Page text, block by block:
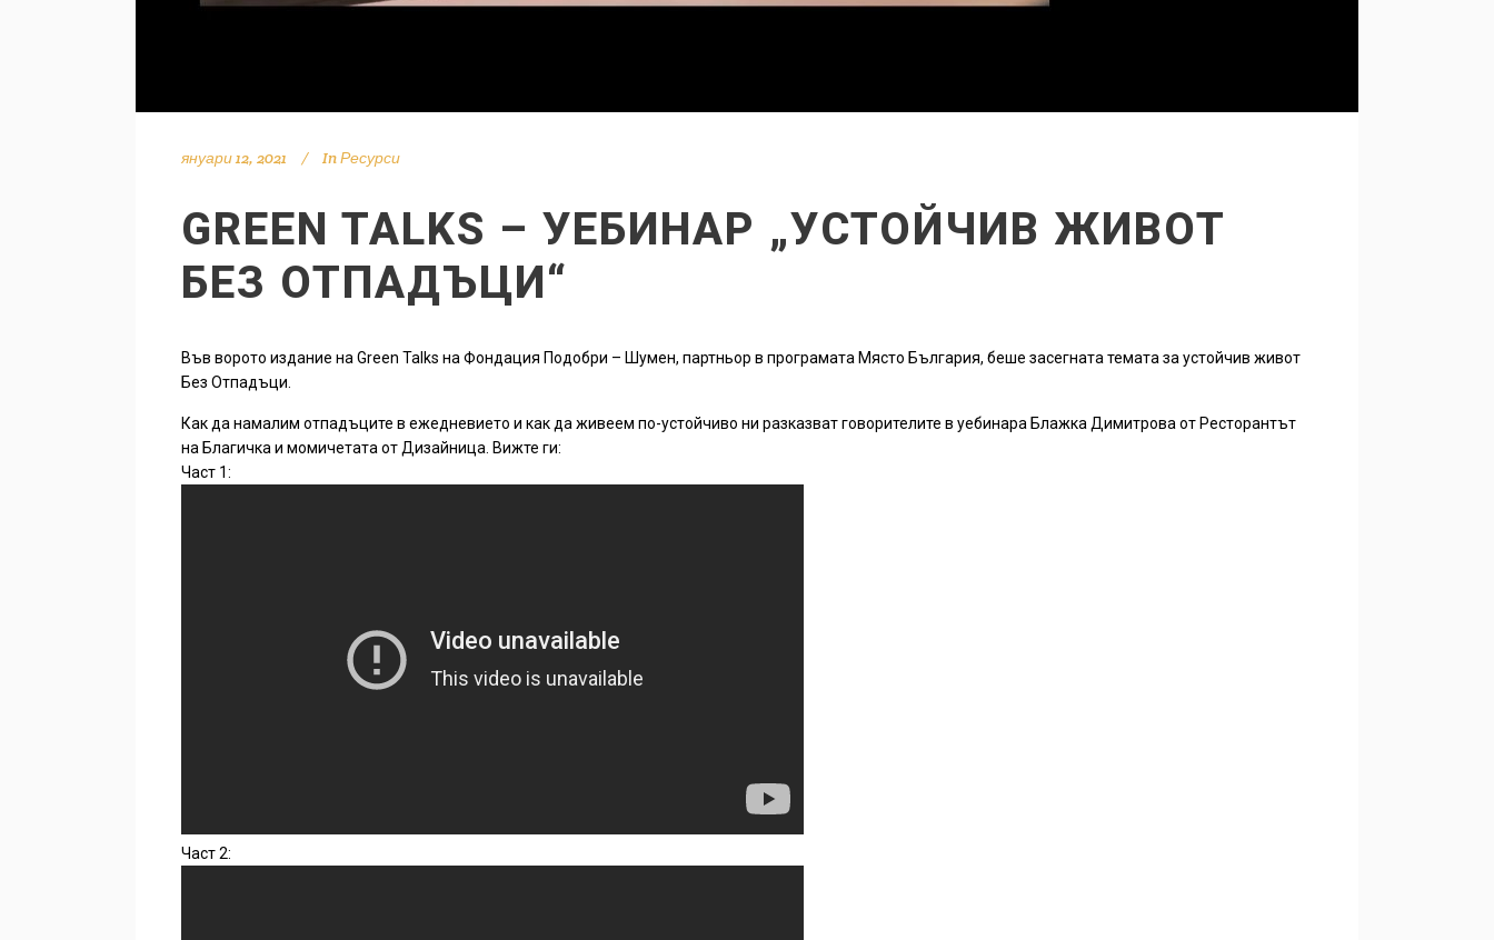
януари 12, 2021 InРесурси
GREEN TALKS – УЕБИНАР „УСТОЙЧИВ ЖИВОТ
БЕЗ ОТПАДЪЦИ“
Във ворото издание на Green Talks на Фондация Подобри – Шумен, партньор в програмата Място България, беше засегната темата за устойчив живот
Без Отпадъци.
Как да намалим отпадъците в ежедневието и как да живеем по-устойчиво ни разказват говорителите в уебинара Блажка Димитрова от Ресторантът
на Благичка и момичетата от Дизайница. Вижте ги:
Част 1:
Част 2: